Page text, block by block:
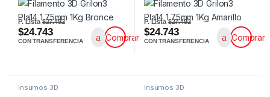
P. Lista$27.492
$24.743
CON TRANSFERENCIA Comprar
P. Lista$27.492
$24.743
CON TRANSFERENCIA Comprar
Insumos 3D Insumos 3D